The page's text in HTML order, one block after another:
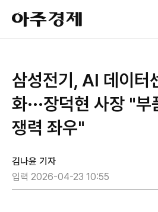
아
주
경
삼성전기, AI 데이터
화···장덕현 사장 "
쟁력 좌우"
김나윤 기자
입력 2026-04-23 10:55